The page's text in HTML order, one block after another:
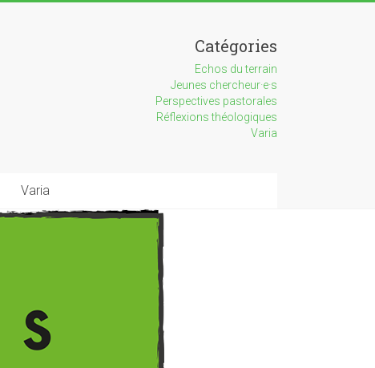
Catégories
Echos du terrain
Jeunes chercheur·e·s
Perspectives pastorales
Réflexions théologiques
Varia
Varia